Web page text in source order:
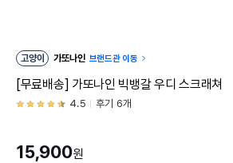
고양이 가또나인 브랜드관 이동
[무료배송] 가또나인 빅뱅갈 우디 스크래쳐
4.5 후기 6개
15,900원